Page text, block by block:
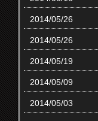
2014/05/26
2014/05/26
2014/05/19
2014/05/09
2014/05/03